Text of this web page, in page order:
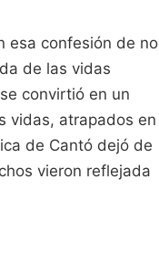
esa confesión de no
de las vidas
convirtió en un
vidas, atrapados en
de Cantó dejó de
vieron reflejada